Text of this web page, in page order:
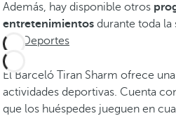
Además, hay disponible otros
entretenimientos durante toda la
Deportes
El Barceló Tiran Sharm ofrece
actividades deportivas. Cuenta
que los huéspedes jueguen en